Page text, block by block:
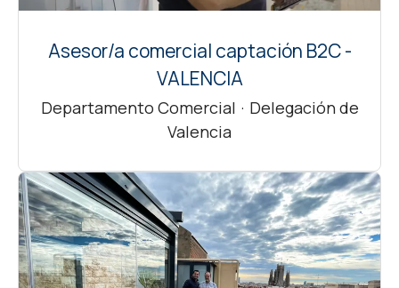
Asesor/a comercial captación B2C -
VALENCIA
Departamento Comercial · Delegación de
Valencia